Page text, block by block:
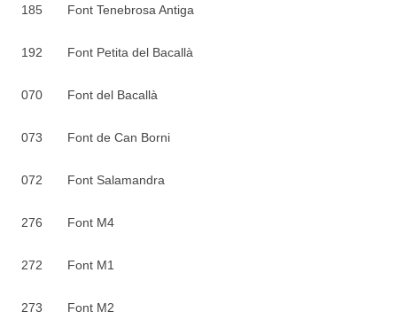
185 Font Tenebrosa Antiga
192 Font Petita del Bacallà
070 Font del Bacallà
073 Font de Can Borni
072 Font Salamandra
276 Font M4
272 Font M1
273 Font M2